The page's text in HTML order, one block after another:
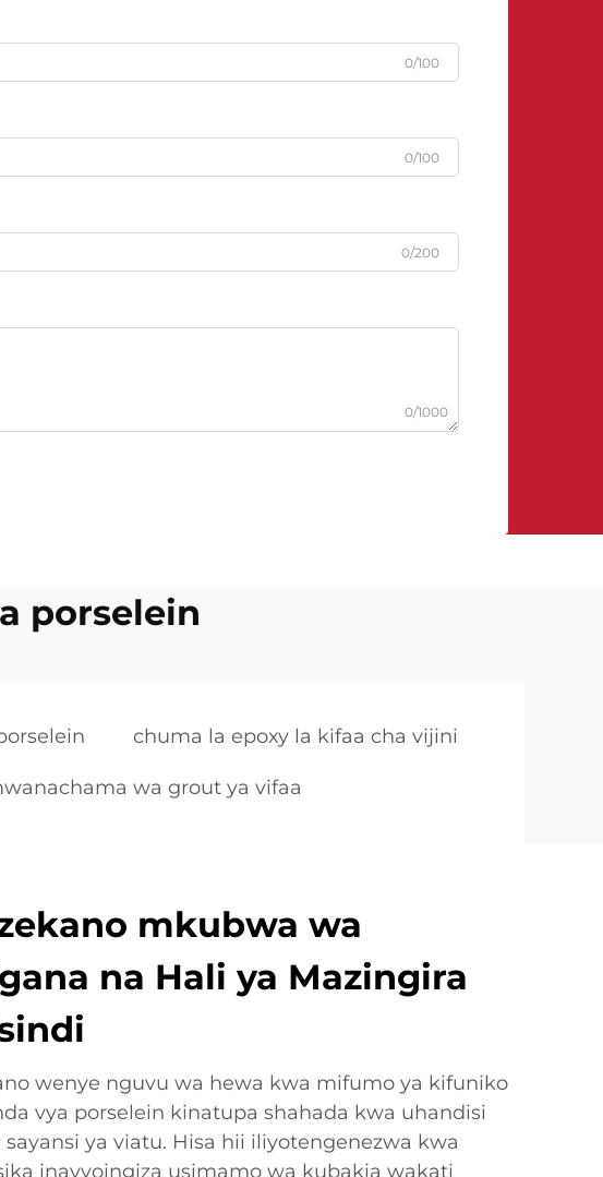
0/100
0/100
0/200
0/1000
porselein
chuma la epoxy la kifaa cha vijini
wa grout ya vifaa
mkubwa wa
na Hali ya Mazingira
wenye nguvu wa hewa kwa mifumo ya kifuniko
vya porselein kinatupa shahada kwa uhandisi
ya viatu. Hisa hii iliyotengenezwa kwa
inavyoingiza usimamo wa kubakia wakati